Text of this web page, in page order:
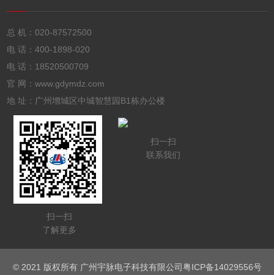
总 机：020-87572500
电 话：400-1898-020
电 话： 18520500709
官 网：www.gdymdz.com
地 址：广州增城区中城智慧园B1栋办公楼
扫一扫
了解更多
扫一扫
联系我们
© 2021 版权所有 广州宇脉电子科技有限公司粤ICP备14029556号